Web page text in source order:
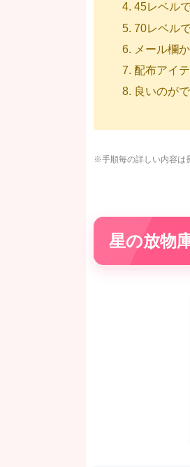
45レベル
70レベル
メール欄
配布アイ
良いのが
※手順毎の詳しい内容は
星の放物